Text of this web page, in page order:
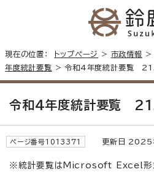
現在の位置： トップページ > 市政情報 >
年度統計要覧 > 令和4年度統計要覧 21.
令和4年度統計要覧
ページ番号1013371 更新日 2025
※統計要覧はMicrosoft Excel形式